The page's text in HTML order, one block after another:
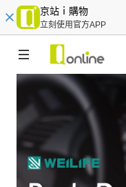
京站ｉ購物
立刻使用官方APP